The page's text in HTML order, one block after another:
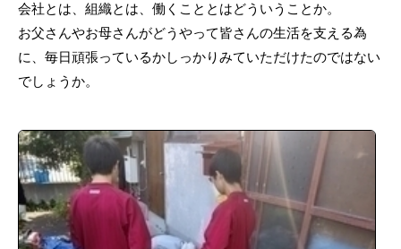
会社とは、組織とは、働くこととはどういうことか。
お父さんやお母さんがどうやって皆さんの生活を支える為
に、毎日頑張っているかしっかりみていただけたのではない
でしょうか。